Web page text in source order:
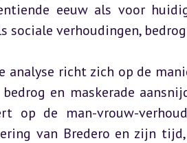
eeuw als voor
sociale verhoudingen,
analyse richt zich op de
en maskerade
op de man-vrouw-
van Bredero en zijn